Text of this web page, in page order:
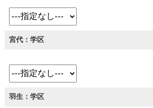
宮代：学区
羽生：学区